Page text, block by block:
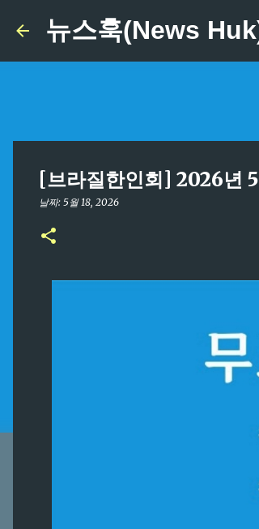
뉴스훅(News
[브라질한인회] 2026년
날짜: 5월 18, 2026